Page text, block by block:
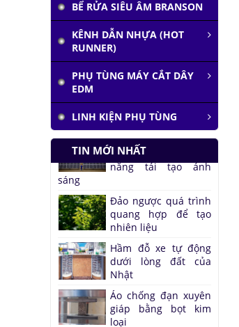
BỂ RỬA SIÊU ÂM BRANSON
KÊNH DẪN NHỰA (HOT
RUNNER)
PHỤ TÙNG MÁY CẮT DÂY
EDM
LINH KIỆN PHỤ TÙNG
TIN MỚI NHẤT
thành phố tốc độ
1.000 km/h
Đại học Lạc Hồng vô
địch cuộc thi
Robocon 2019
năng tái tạo ánh
sáng
Đảo ngược quá trình
quang hợp để tạo
nhiên liệu
dưới lòng đất của
Nhật
Áo chống đạn xuyên
giáp bằng bọt kim
loại
Những thăng trầm
của trí tuệ nhân tạo
Lưu trữ hình ảnh kỹ